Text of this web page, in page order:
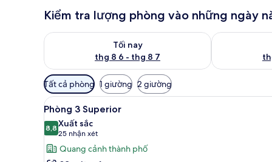
Kiểm tra lượng phòng vào những ngày
Tối nay
thg 8 6 - thg 8 7
Kiểm tra lượng phòng tối nay từ thg 8 6 - thg 8 7
Kiểm tra
Bộ
lọc
có
thể
dùng
để
lọc
Tất cả phòng 1 giường 2 giường
Xem
tất
cả
ảnh
Phòng
Phòng 3 Superior | Két bảo
7
Phòng 3 Superior
8,88,8 trên 10
Xuất sắc
25 nhận xét
(25
nhận
Quang cảnh thành phố